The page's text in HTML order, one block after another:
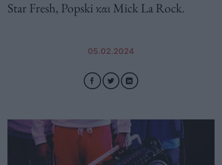
Star Fresh, Popski και Mick La Rock.
05.02.2024